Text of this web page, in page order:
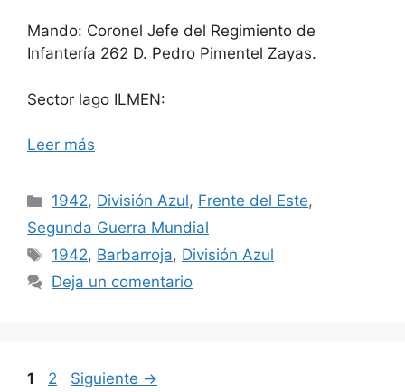
Mando: Coronel Jefe del Regimiento de
Infantería 262 D. Pedro Pimentel Zayas.
Sector lago ILMEN:
Leer más
Categorías
1942, División Azul, Frente del Este,
Segunda Guerra Mundial
Etiquetas
1942, Barbarroja, División Azul
Deja un comentario
Página
1 Página
2 Siguiente →